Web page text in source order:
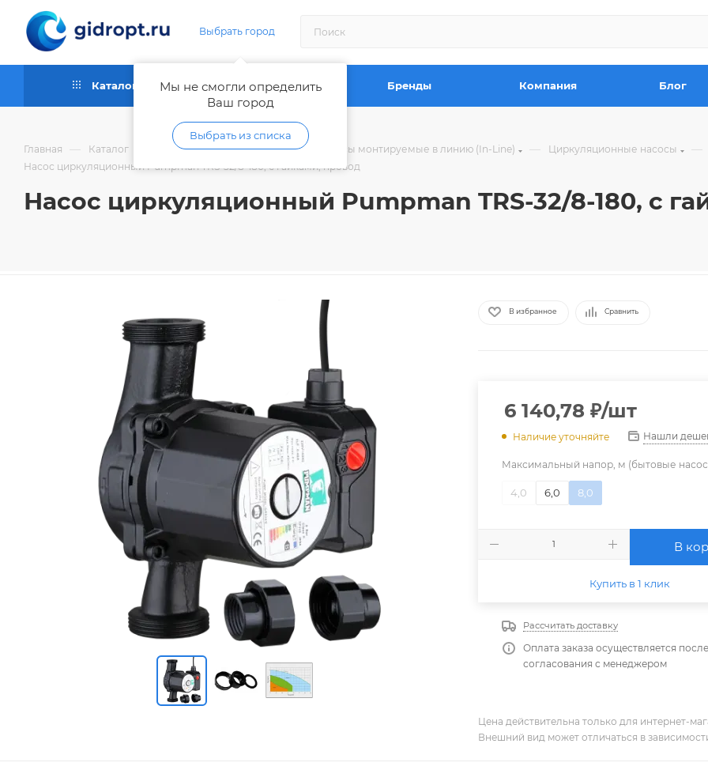
Выбрать город
Мы не смогли определить
Ваш город
Выбрать из списка
Каталог Как купить Бренды Компания Блог
Главная — Каталог Насосы — Циркуляционные насосы монтируемые в линию (In-Line) — Циркуляционные насосы —
Насос циркуляционный Pumpman TRS-32/8-180, с гайками, провод
Насос циркуляционный Pumpman TRS-32/8-180, с
В избранное Сравнить
6 140,78 ₽/шт
Наличие уточняйте Нашли
Максимальный напор, м (бытовые
4,0 6,0 8,0
В
Купить в 1 клик
Рассчитать доставку
Оплата заказа осуществляется после
согласования с менеджером
Цена действительна только для интернет-
Внешний вид может отличаться в